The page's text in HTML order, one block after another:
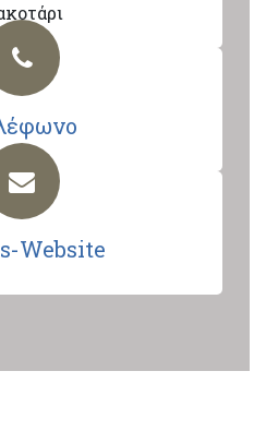
Website